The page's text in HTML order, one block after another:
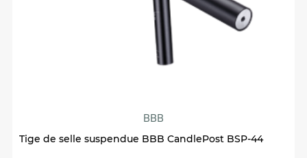
BBB
Tige de selle suspendue BBB CandlePost BSP-44